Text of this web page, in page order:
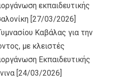
εκπαιδευτικής
[27/03/2026]
Καβάλας για την
με κλειστές
Εκπαιδευτικής
[24/03/2026]